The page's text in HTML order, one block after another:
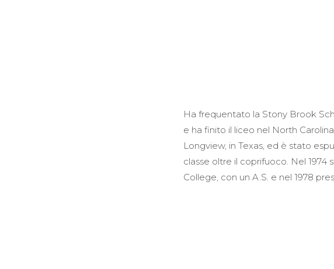
Ha frequentato la Stony Brook
e ha finito il liceo nel North
Longview, in Texas, ed è stato
classe oltre il coprifuoco. Nel
College, con un A.S. e nel 1978